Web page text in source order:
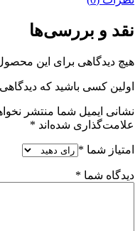
نقد و بررسی‌ها
هیچ دیدگاهی برای این
اولین کسی باشید که
نشانی ایمیل شما منتشر
علامت‌گذاری شده‌اند *
امتیاز شما *
دیدگاه شما *